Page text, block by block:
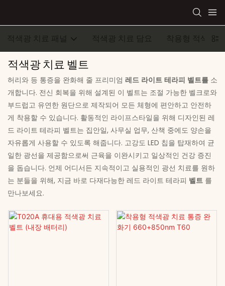
적색광 치료 패널 적색광 치료 담요 착용형 적색광
적색광 치료 벨트
허리와 등 통증을 완화해 줄 프리미엄 레드 라이트 테라피 벨트를 소
개합니다. 전신 회복을 위해 설계된 이 벨트는 조절 가능한 벨크로와
부드럽고 유연한 원단으로 제작되어 모든 체형에 편안하고 안전하
게 착용할 수 있습니다. 활동적인 라이프스타일을 위해 디자인된 레
드 라이트 테라피 벨트는 집안일, 사무실 업무, 산책 중에도 양손을
자유롭게 사용할 수 있도록 해줍니다. 고강도 LED 칩을 탑재하여 균
일한 광선을 제공함으로써 근육을 이완시키고 일상적인 건강 증진
을 돕습니다. 언제 어디서든 지속적이고 실용적인 광선 치료를 원하
는 분들을 위해, 지금 바로 다재다능한 레드 라이트 테라피 벨트 를
만나보세요.